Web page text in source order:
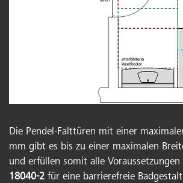
Die Pendel-Falttüren mit einer
mm gibt es bis zu einer maximalen
und erfüllen somit alle Voraussetzungen
18040-2 für eine barrierefreie